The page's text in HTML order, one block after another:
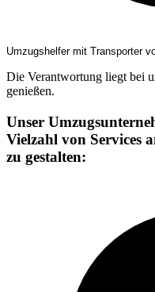
Umzugshelfer mit Transporter
Die Verantwortung liegt bei
genießen.
Unser
Vielzahl von Services
zu gestalten: